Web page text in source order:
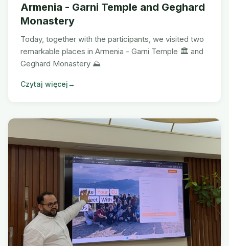
Armenia - Garni Temple and Geghard
Monastery
Today, together with the participants, we visited two
remarkable places in Armenia - Garni Temple 🏛️ and
Geghard Monastery ⛰️
Czytaj więcej→